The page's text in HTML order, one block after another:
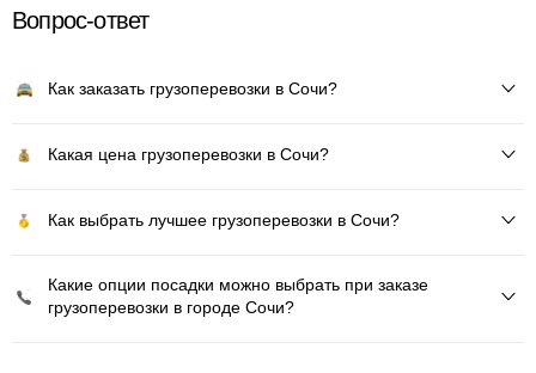
Вопрос-ответ
Как заказать грузоперевозки в Сочи?
Какая цена грузоперевозки в Сочи?
Как выбрать лучшее грузоперевозки в Сочи?
Какие опции посадки можно выбрать при заказе
грузоперевозки в городе Сочи?